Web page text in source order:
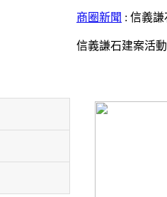
商圈新聞 : 信義
信義謙石建案活動